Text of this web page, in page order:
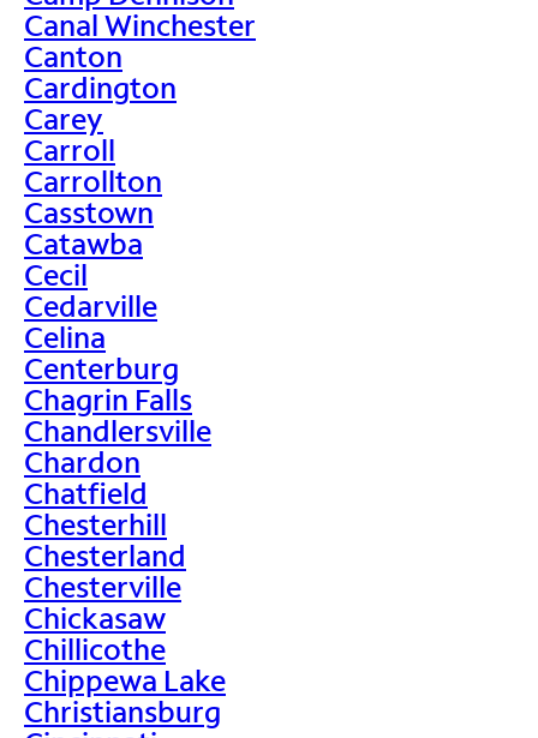
Canal Winchester
Canton
Cardington
Carey
Carroll
Carrollton
Casstown
Catawba
Cecil
Cedarville
Celina
Centerburg
Chagrin Falls
Chandlersville
Chardon
Chatfield
Chesterhill
Chesterland
Chesterville
Chickasaw
Chillicothe
Chippewa Lake
Christiansburg